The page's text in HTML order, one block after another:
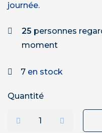
journée.
25 personnes
moment
7 en stock
Quantité